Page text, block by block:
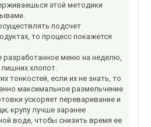
этой методики
подсчет
то процесс покажется
разработанное меню на неделю,
хлопот.
тонкостей, если их не знать, то
максимальное размельчение
ускоряет переваривание и
крупу лучше заранее
воде, чтобы снизить время ее